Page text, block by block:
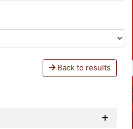
Back to results